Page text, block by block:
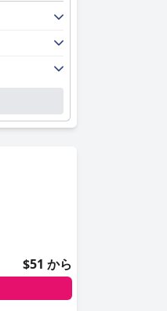
革新的なル
な意見が圧
ペリエンス
な体験をさ
い体験を
$51 から